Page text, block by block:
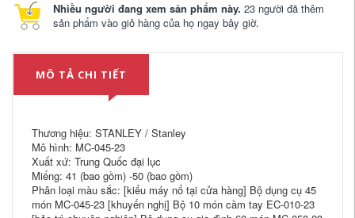
Nhiều người đang xem sản phẩm này. 23 người đã thêm
sản phẩm vào giỏ hàng của họ ngay bây giờ.
MÔ TẢ CHI TIẾT
Thương hiệu: STANLEY / Stanley
Mô hình: MC-045-23
Xuất xứ: Trung Quốc đại lục
Miếng: 41 (bao gồm) -50 (bao gồm)
Phân loại màu sắc: [kiểu máy nổ tại cửa hàng] Bộ dụng cụ 45
món MC-045-23 [khuyến nghị] Bộ 10 món cầm tay EC-010-23